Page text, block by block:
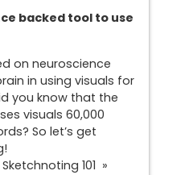
backed tool to use
on neuroscience
in using visuals for
you know that the
visuals 60,000
So let’s get
101 »